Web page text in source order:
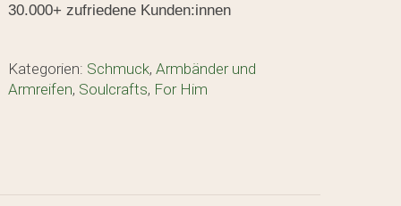
GO TO SHOP
30.000+ zufriedene Kunden:innen
Kategorien: Schmuck, Armbänder und
Armreifen, Soulcrafts, For Him